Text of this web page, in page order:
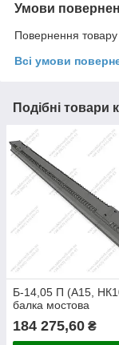
Умови
Повернення
Всі умови
Подібні товари
Б-14,05 П (А15,
балка мостова
184 275,60 ₴